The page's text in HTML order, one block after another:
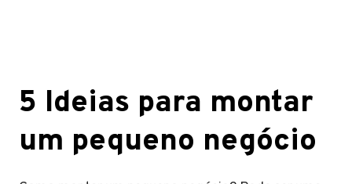
5 Ideias para montar
um pequeno negócio